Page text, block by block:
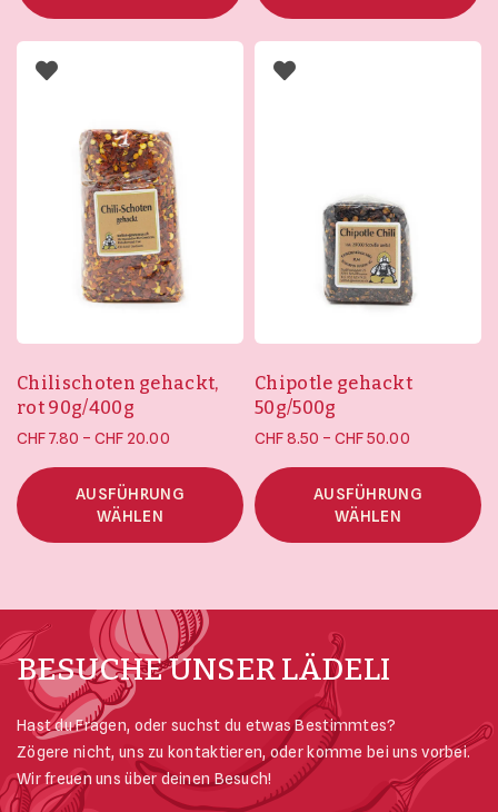
Chilischoten gehackt,
rot 90g/400g
CHF7.80 – CHF 20.00 Preisspanne:
CHF 20.00
AUSFÜHRUNG
WÄHLEN
Chipotle gehackt
50g/500g
CHF8.50 – CHF50.00
CHF 50.00
AUSFÜHRUNG
WÄHLEN
BESUCHE UNSER LÄDELI
Hast du Fragen, oder suchst du etwas Bestimmtes?
Zögere nicht, uns zu kontaktieren, oder komme bei uns vorbei.
Wir freuen uns über deinen Besuch!